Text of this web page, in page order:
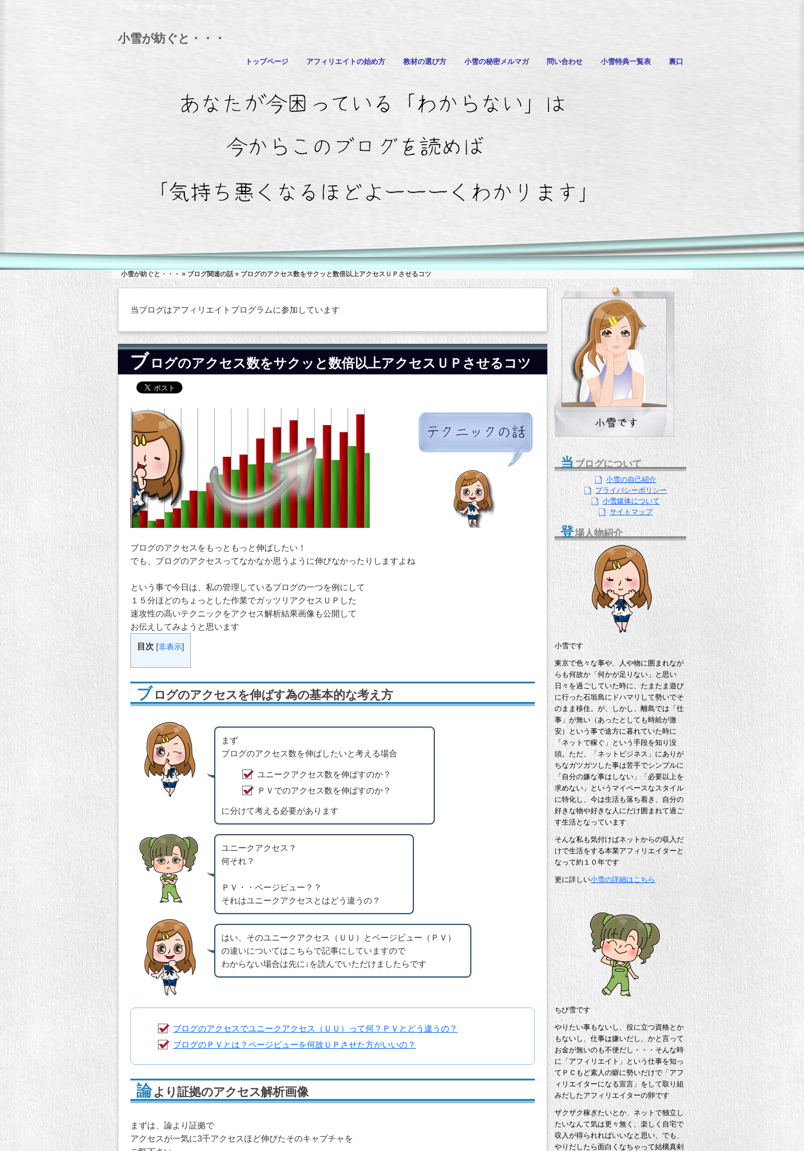
小雪が紡ぐと・・・
トップページ アフィリエイトの始め方 教材の選び方 小雪の秘密メルマガ 問い合わせ 小雪特典一覧表 裏口
小雪が紡ぐと・・・ » ブログ関連の話» ブログのアクセス数をサクッと数倍以上アクセスＵＰさせるコツ
当ブログはアフィリエイトプログラムに参加しています
ブ ログのアクセス数をサクッと数倍以上アクセスＵＰさせるコツ
ブログのアクセスをもっともっと伸ばしたい！
でも、ブログのアクセスってなかなか思うように伸びなかったりしますよね
という事で今日は、私の管理しているブログの一つを例にして
１５分ほどのちょっとした作業でガッツリアクセスＵＰした
速攻性の高いテクニックをアクセス解析結果画像も公開して
お伝えしてみようと思います
目次 非表示
ブ ログのアクセスを伸ばす為の基本的な考え方
まず
ブログのアクセス数を伸ばしたいと考える場合
ユニークアクセス数を伸ばすのか？
ＰＶでのアクセス数を伸ばすのか？
に分けて考える必要があります
ユニークアクセス？
何それ？
ＰＶ・・ページビュー？？
それはユニークアクセスとはどう違うの？
はい、そのユニークアクセス（ＵＵ）とページビュー（ＰＶ）
の違いについてはこちらで記事にしていますので
わからない場合は先に↓を読んでいただけましたらです
ブログのアクセスでユニークアクセス（ＵＵ）って何？ＰＶとどう違うの？
ブログのＰＶとは？ページビューを何故ＵＰさせた方がいいの？
論より証拠のアクセス解析画像
まずは、論より証拠で
アクセスが一気に3千アクセスほど伸びたそのキャプチャを
当 ブログについて
小雪の自己紹介
プライバシーポリシー
小雪媒体について
サイトマップ
登場人物紹介
小雪です
東京で色々な事や、人や物に囲まれなが
らも何故か「何かが足りない」と思い
日々を過ごしていた時に、たまたま遊び
に行った石垣島にドハマリして勢いでそ
のまま移住。が、しかし、離島では「仕
事」が無い（あったとしても時給が激
安）という事で途方に暮れていた時に
「ネットで稼ぐ」という手段を知り没
頭。ただ、「ネットビジネス」にありが
ちなガツガツした事は苦手でシンプルに
「自分の嫌な事はしない」「必要以上を
求めない」というマイペースなスタイル
に特化し、今は生活も落ち着き、自分の
好きな物や好きな人にだけ囲まれて過ご
す生活となっています
そんな私も気付けばネットからの収入だ
けで生活をする本業アフィリエイターと
なって約１０年です
更に詳しい小雪の詳細はこちら
ちび雪です
やりたい事もないし、役に立つ資格とか
もないし、仕事は嫌いだし、かと言って
お金が無いのも不便だし・・・そんな時
に「アフィリエイト」という仕事を知っ
てＰＣもど素人の癖に勢いだけで「アフ
ィリエイターになる宣言」をして取り組
みだしたアフィリエイターの卵です
ザクザク稼ぎたいとか、ネットで独立し
たいなんて気は更々無く、楽しく自宅で
収入が得られればいいなと思い、でも、
やりだしたら面白くなちゃって結構真剣